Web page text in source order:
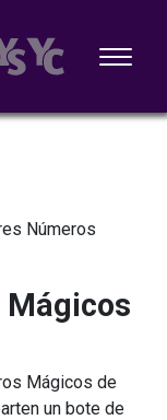
Números
Mágicos
Mágicos de
un bote de